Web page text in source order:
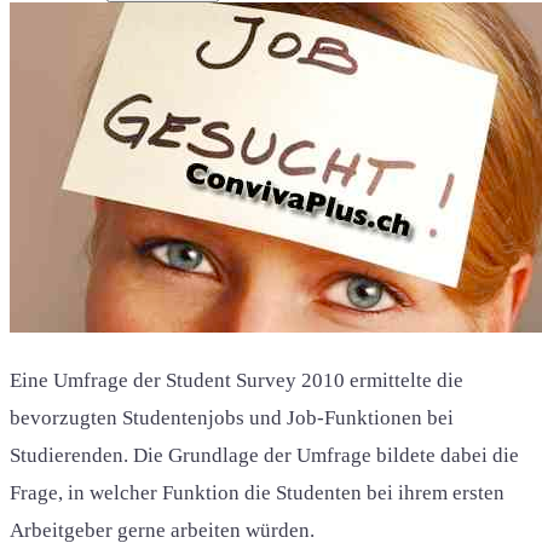
Eine Umfrage der Student Survey 2010 ermittelte die
bevorzugten Studentenjobs und Job-Funktionen bei
Studierenden. Die Grundlage der Umfrage bildete dabei die
Frage, in welcher Funktion die Studenten bei ihrem ersten
Arbeitgeber gerne arbeiten würden.